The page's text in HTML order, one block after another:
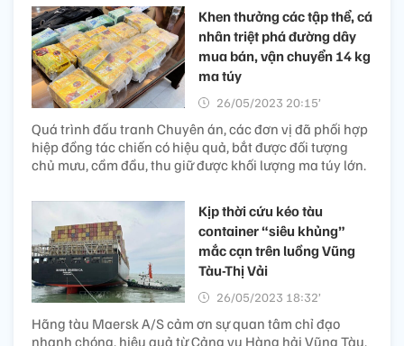
Khen thưởng các tập thể, cá
nhân triệt phá đường dây
mua bán, vận chuyển 14 kg
ma túy
26/05/2023 20:15’
Quá trình đấu tranh Chuyên án, các đơn vị đã phối hợp
hiệp đồng tác chiến có hiệu quả, bắt được đối tượng
chủ mưu, cầm đầu, thu giữ được khối lượng ma túy lớn.
Kịp thời cứu kéo tàu
container “siêu khủng”
mắc cạn trên luồng Vũng
Tàu-Thị Vải
26/05/2023 18:32’
Hãng tàu Maersk A/S cảm ơn sự quan tâm chỉ đạo
nhanh chóng, hiệu quả từ Cảng vụ Hàng hải Vũng Tàu,